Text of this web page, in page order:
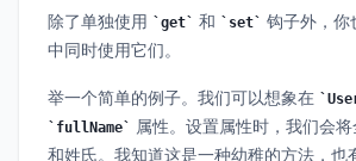
除了单独使用 get 和 set
钩子外，你
中同时使用它们。
举一个简单的例子。我们可以想象在
fullName
属性。设置属性时，我们会
和姓氏。我知道这是一种幼稚的方法，也